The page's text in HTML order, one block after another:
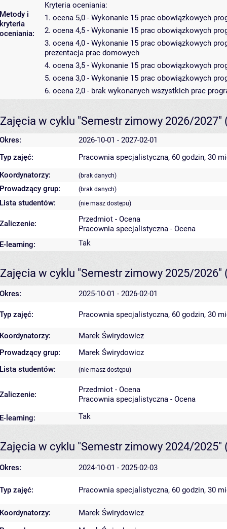
Metody i
kryteria
oceniania:
Kryteria oceniania:
1. ocena 5,0 - Wykonanie 15 prac obowiązkowych
2. ocena 4,5 - Wykonanie 15 prac obowiązkowych
3. ocena 4,0 - Wykonanie 15 prac obowiązkowych
prezentacja prac domowych
4. ocena 3,5 - Wykonanie 15 prac obowiązkowych
5. ocena 3,0 - Wykonanie 15 prac obowiązkowych
6. ocena 2,0 - brak wykonanych wszystkich prac
Zajęcia w cyklu "Semestr zimowy 2026/2027"
Okres:
2026-10-01 - 2027-02-01
Typ zajęć:
Pracownia specjalistyczna, 60 godzin, 30
Koordynatorzy:
(brak danych)
Prowadzący grup: (brak danych)
Lista studentów: (nie masz dostępu)
Zaliczenie:
Przedmiot - Ocena
Pracownia specjalistyczna - Ocena
E-learning:
Tak
Zajęcia w cyklu "Semestr zimowy 2025/2026"
Okres: 2025-10-01 - 2026-02-01
Typ zajęć: Pracownia specjalistyczna, 60 godzin, 30
Koordynatorzy:
Marek Świrydowicz
Prowadzący grup:
Marek Świrydowicz
Lista studentów:
(nie masz dostępu)
Zaliczenie:
Przedmiot - Ocena
Pracownia specjalistyczna - Ocena
E-learning: Tak
Zajęcia w cyklu "Semestr zimowy 2024/2025"
Okres: 2024-10-01 - 2025-02-03
Typ zajęć: Pracownia specjalistyczna, 60 godzin, 30
Koordynatorzy:
Marek Świrydowicz